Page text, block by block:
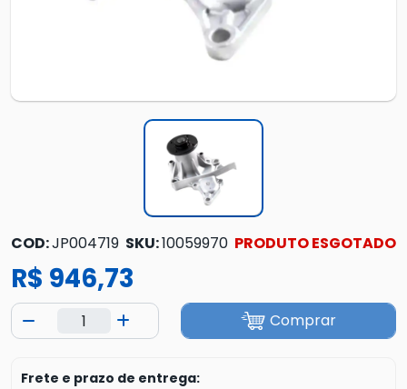
COD:JP004719 SKU:10059970 PRODUTO ESGOTADO
R$ 946,73
Comprar
Frete e prazo de entrega: